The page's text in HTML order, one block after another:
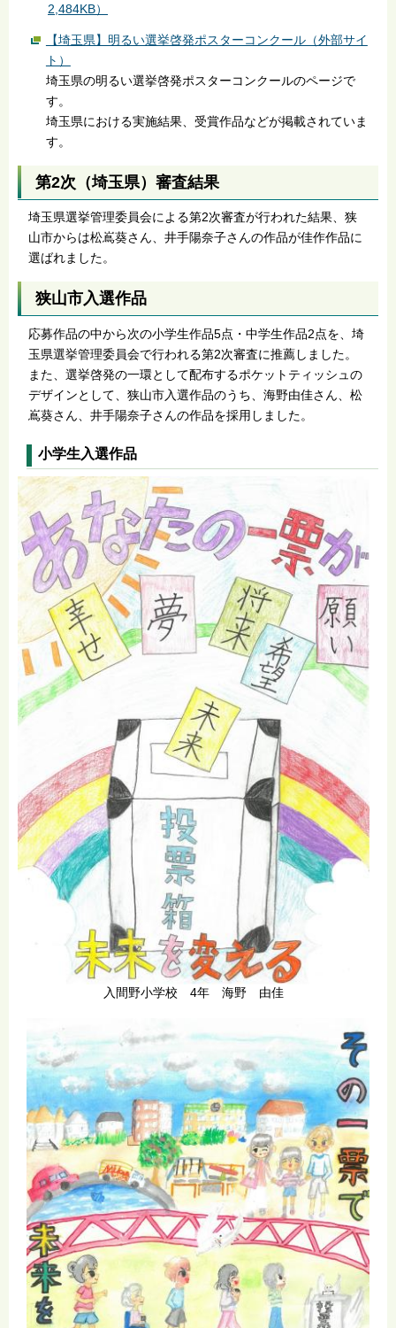
2,484KB）
【埼玉県】明るい選挙啓発ポスターコンクール（外部サイ
ト）
埼玉県の明るい選挙啓発ポスターコンクールのページで
す。
埼玉県における実施結果、受賞作品などが掲載されていま
す。
第2次（埼玉県）審査結果
埼玉県選挙管理委員会による第2次審査が行われた結果、狭
山市からは松嶌葵さん、井手陽奈子さんの作品が佳作作品に
選ばれました。
狭山市入選作品
応募作品の中から次の小学生作品5点・中学生作品2点を、埼
玉県選挙管理委員会で行われる第2次審査に推薦しました。
また、選挙啓発の一環として配布するポケットティッシュの
デザインとして、狭山市入選作品のうち、海野由佳さん、松
嶌葵さん、井手陽奈子さんの作品を採用しました。
小学生入選作品
入間野小学校 4年 海野 由佳